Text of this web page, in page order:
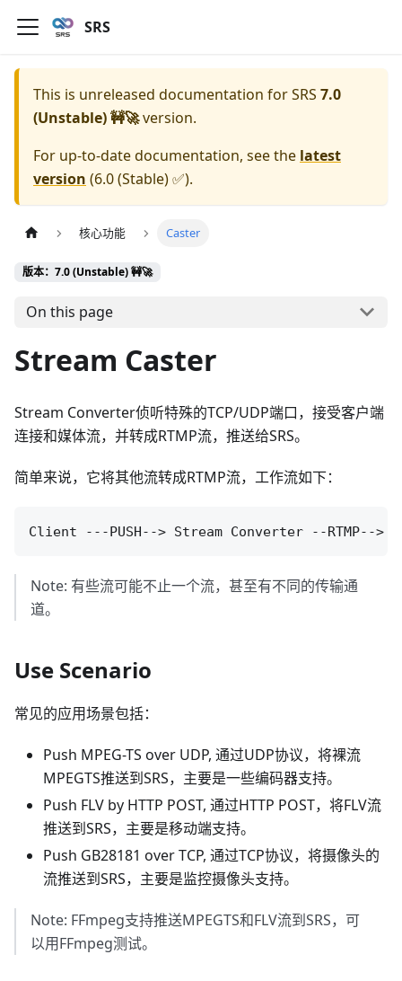
SRS
This is unreleased documentation forSRS 7.0
(Unstable) 🚧🚀version.
For up-to-date documentation, see the latest
version (6.0 (Stable) ✅).
核心功能 Caster
版本：7.0 (Unstable) 🚧🚀
On this page
Stream Caster
Stream Converter侦听特殊的TCP/UDP端口，接受客户端
连接和媒体流，并转成RTMP流，推送给SRS。
简单来说，它将其他流转成RTMP流，工作流如下：
Note: 有些流可能不止一个流，甚至有不同的传输通
道。
Use Scenario
常见的应用场景包括：
Push MPEG-TS over UDP, 通过UDP协议，将裸流
MPEGTS推送到SRS，主要是一些编码器支持。
Push FLV by HTTP POST, 通过HTTP POST，将FLV流
推送到SRS，主要是移动端支持。
Push GB28181 over TCP, 通过TCP协议，将摄像头的
流推送到SRS，主要是监控摄像头支持。
Note: FFmpeg支持推送MPEGTS和FLV流到SRS，可
以用FFmpeg测试。